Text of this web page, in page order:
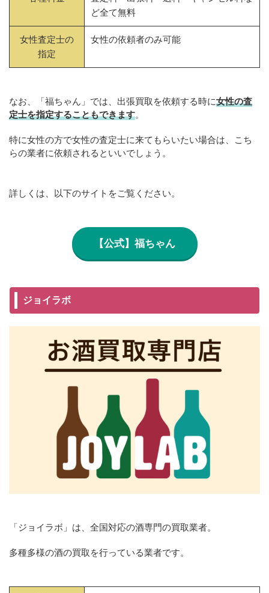
ど全て無料
女性査定士の
指定
女性の依頼者のみ可能
なお、「福ちゃん」では、出張買取を依頼する時に女性の査
定士を指定することもできます。
特に女性の方で女性の査定士に来てもらいたい場合は、こち
らの業者に依頼されるといいでしょう。
詳しくは、以下のサイトをご覧ください。
【公式】福ちゃん
ジョイラボ
「ジョイラボ」は、全国対応の酒専門の買取業者。
多種多様の酒の買取を行っている業者です。